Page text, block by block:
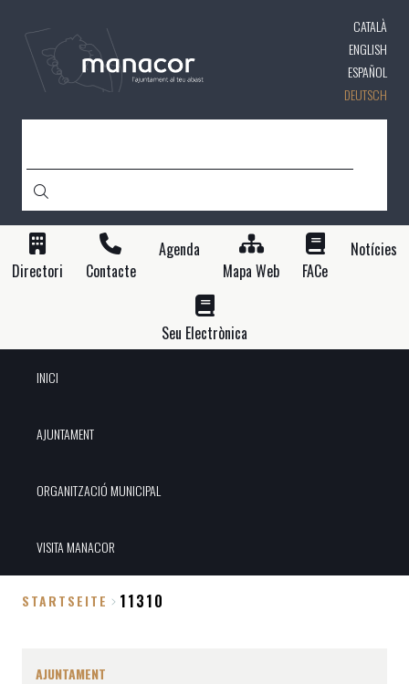
CATALÀ
ENGLISH
ESPAÑOL
DEUTSCH
Directori Contacte
Agenda
Mapa Web
FACe
Notícies
Seu Electrònica
INICI
AJUNTAMENT
ORGANITZACIÓ MUNICIPAL
VISITA MANACOR
STARTSEITE 11310
AJUNTAMENT